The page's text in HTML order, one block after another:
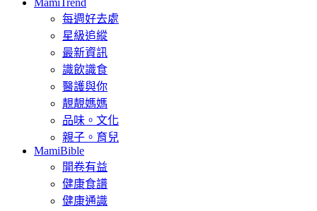
MamiTrend
每週好去處
星級追縱
最新資訊
識飲識食
醫護與你
靚靚媽媽
品味。文化
親子。育兒
MamiBible
開卷有益
健康食譜
健康通識